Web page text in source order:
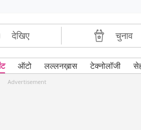
देखिए चुनाव
ऑटो लल्लनख़ास टेक्नोलॉजी
Advertisement